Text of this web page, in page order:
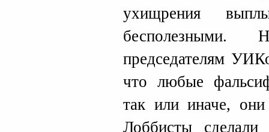
ухищрения
бесполезными.
председателям
что любые
так или иначе,
Лоббисты